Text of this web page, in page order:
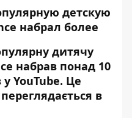
детскую
набрал более
дитячу
набрав понад 10
у YouTube. Це
в